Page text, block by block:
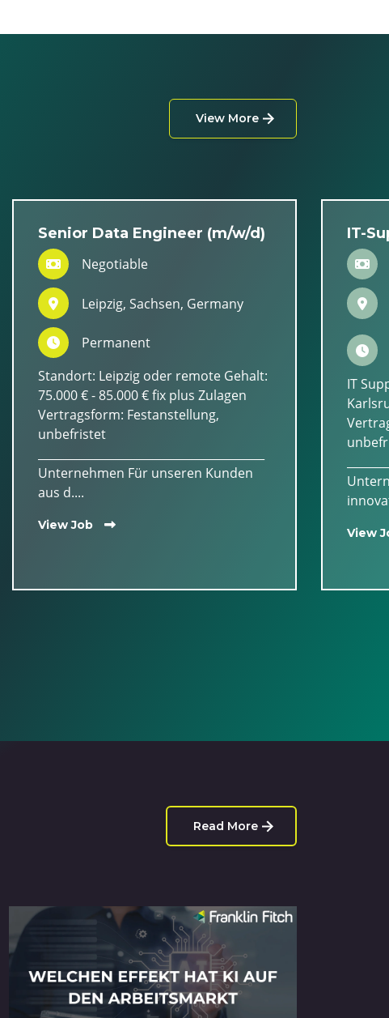
View More
Senior Data Engineer (m/w/d)
Negotiable
Leipzig, Sachsen, Germany
Permanent
Standort: Leipzig oder remote Gehalt:
75.000 € - 85.000 € fix plus Zulagen
Vertragsform: Festanstellung,
unbefristet
Unternehmen Für unseren Kunden
aus d....
View Job
IT-
IT
View
Read More